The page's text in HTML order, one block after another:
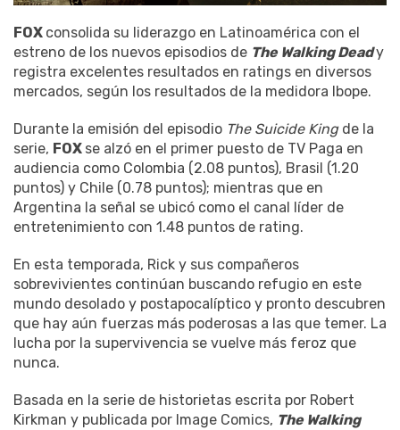
FOX consolida su liderazgo en Latinoamérica con el
estreno de los nuevos episodios de The Walking Deady
registra excelentes resultados en ratings en diversos
mercados, según los resultados de la medidora Ibope.
Durante la emisión del episodio The Suicide Kingde la
serie, FOX se alzó en el primer puesto de TV Paga en
audiencia como Colombia (2.08 puntos), Brasil (1.20
puntos) y Chile (0.78 puntos); mientras que en
Argentina la señal se ubicó como el canal líder de
entretenimiento con 1.48 puntos de rating.
En esta temporada, Rick y sus compañeros
sobrevivientes continúan buscando refugio en este
mundo desolado y postapocalíptico y pronto descubren
que hay aún fuerzas más poderosas a las que temer. La
lucha por la supervivencia se vuelve más feroz que
nunca.
Basada en la serie de historietas escrita por Robert
Kirkman y publicada por Image Comics, The Walking